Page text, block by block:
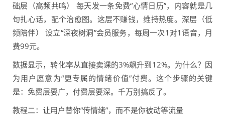
础层（高频共鸣） 每天发一条免费“心情日历”，内容就是几
句扎心话，配个治愈图。这层不赚钱，维持热度。深层（低
频陪伴） 设立“深夜树洞”会员服务，每周一次1对1语音，月
费99元。
数据显示，转化率从直接卖课的3%飙升到12%。为什么？因
为用户愿意为“更专属的情绪价值”付费。这个步骤的关键
是：免费层要广，付费层要深。千万别搞反了。
教程二：让用户替你“传情绪”，而不是你被动等流量